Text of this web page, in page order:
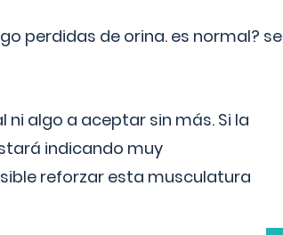
perdidas de orina. es normal? se
algo a aceptar sin más. Si la
indicando muy
reforzar esta musculatura